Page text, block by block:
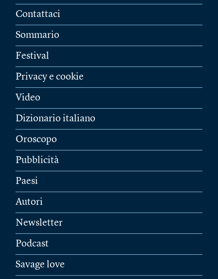
Contattaci
Sommario
Festival
Privacy e cookie
Video
Dizionario italiano
Oroscopo
Pubblicità
Paesi
Autori
Newsletter
Podcast
Savage love